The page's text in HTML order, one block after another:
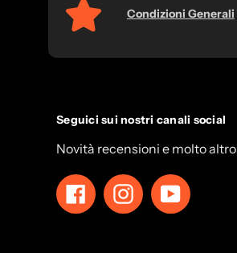
Condizioni Generali
Seguici sui nostri canali social
Novità recensioni e molto altro
FacebookInstagramYouTube